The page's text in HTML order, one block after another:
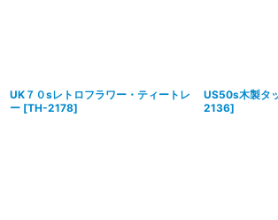
UK７０sレトロフラワー・ティートレ
ー [TH-2178]
US50s木製タ
2136]